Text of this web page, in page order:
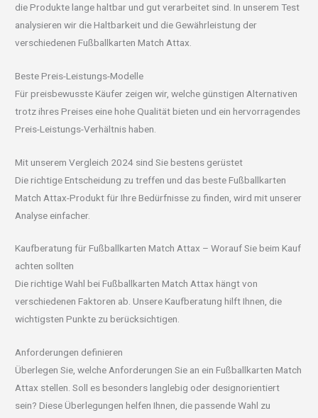
die Produkte lange haltbar und gut verarbeitet sind. In unserem Test
analysieren wir die Haltbarkeit und die Gewährleistung der
verschiedenen Fußballkarten Match Attax.
Beste Preis-Leistungs-Modelle
Für preisbewusste Käufer zeigen wir, welche günstigen Alternativen
trotz ihres Preises eine hohe Qualität bieten und ein hervorragendes
Preis-Leistungs-Verhältnis haben.
Mit unserem Vergleich 2024 sind Sie bestens gerüstet
Die richtige Entscheidung zu treffen und das beste Fußballkarten
Match Attax-Produkt für Ihre Bedürfnisse zu finden, wird mit unserer
Analyse einfacher.
Kaufberatung für Fußballkarten Match Attax – Worauf Sie beim Kauf
achten sollten
Die richtige Wahl bei Fußballkarten Match Attax hängt von
verschiedenen Faktoren ab. Unsere Kaufberatung hilft Ihnen, die
wichtigsten Punkte zu berücksichtigen.
Anforderungen definieren
Überlegen Sie, welche Anforderungen Sie an ein Fußballkarten Match
Attax stellen. Soll es besonders langlebig oder designorientiert
sein? Diese Überlegungen helfen Ihnen, die passende Wahl zu